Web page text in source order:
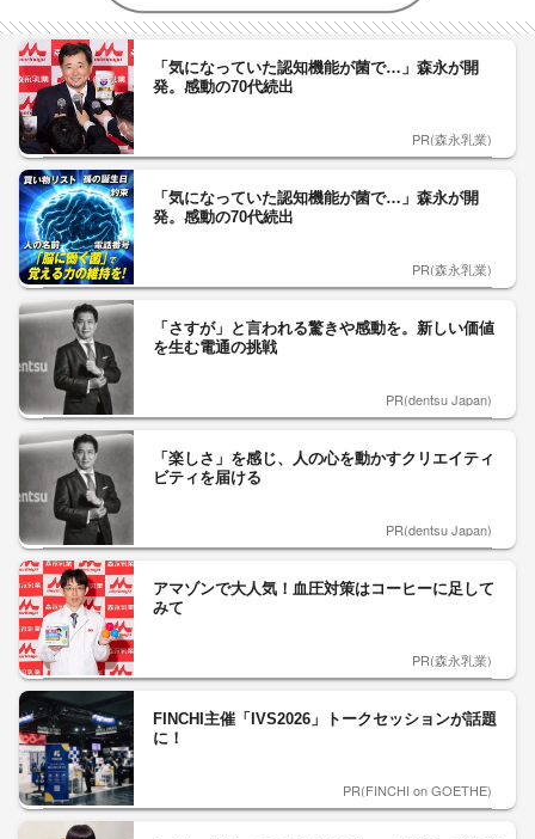
「気になっていた認知機能が菌で…」森永が開
発。感動の70代続出
PR(森永乳業)
「気になっていた認知機能が菌で…」森永が開
発。感動の70代続出
PR(森永乳業)
「さすが」と言われる驚きや感動を。新しい価値
を生む電通の挑戦
PR(dentsu Japan)
「楽しさ」を感じ、人の心を動かすクリエイティ
ビティを届ける
PR(dentsu Japan)
アマゾンで大人気！血圧対策はコーヒーに足して
みて
PR(森永乳業)
FINCHI主催「IVS2026」トークセッションが話題
に！
PR(FINCHI on GOETHE)